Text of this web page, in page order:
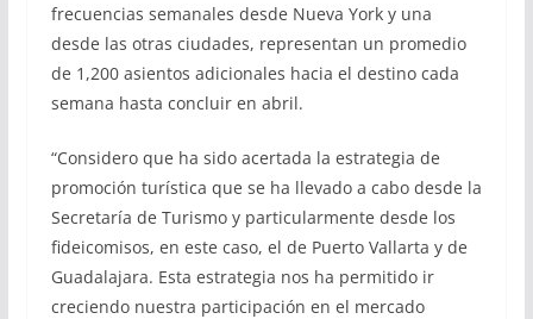
frecuencias semanales desde Nueva York y una
desde las otras ciudades, representan un promedio
de 1,200 asientos adicionales hacia el destino cada
semana hasta concluir en abril.
“Considero que ha sido acertada la estrategia de
promoción turística que se ha llevado a cabo desde la
Secretaría de Turismo y particularmente desde los
fideicomisos, en este caso, el de Puerto Vallarta y de
Guadalajara. Esta estrategia nos ha permitido ir
creciendo nuestra participación en el mercado